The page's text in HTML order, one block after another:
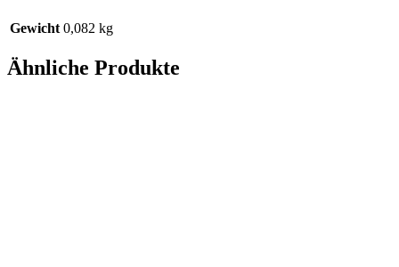
Gewicht 0,082 kg
Ähnliche Produkte